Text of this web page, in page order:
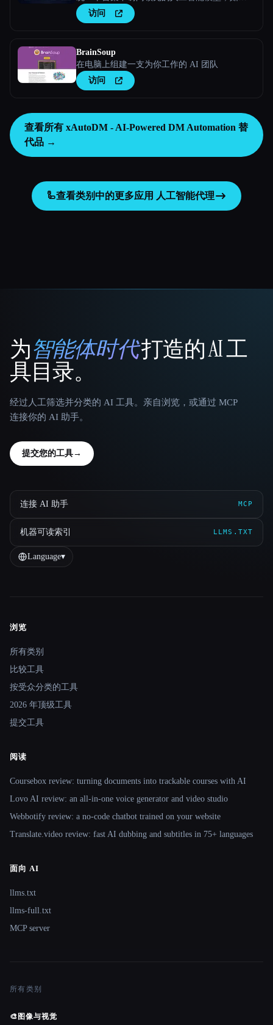
Claude、Bard 和自定义大型语言模型。
访问
BrainSoup
在电脑上组建一支为你工作的 AI 团队
访问
查看所有 xAutoDM - AI-Powered DM Automation 替
代品 →
🦾查看类别中的更多应用 人工智能代理
That AI Collection
为智能体时代打造的 AI 工
具目录。
经过人工筛选并分类的 AI 工具。亲自浏览，或通过 MCP
连接你的 AI 助手。
提交您的工具→
连接 AI 助手 MCP
机器可读索引 LLMS.TXT
Language▾
Site navigation
浏览
所有类别
比较工具
按受众分类的工具
2026 年顶级工具
提交工具
阅读
Coursebox review: turning documents into trackable courses with AI
Lovo AI review: an all-in-one voice generator and video studio
Webbotify review: a no-code chatbot trained on your website
Translate.video review: fast AI dubbing and subtitles in 75+ languages
面向 AI
llms.txt
llms-full.txt
MCP server
所有类别
🎨 图像与视觉